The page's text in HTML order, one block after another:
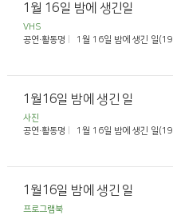
1월 16일 밤에 생긴일
VHS
공연·활동명
1월 16일 밤에 생긴 일
1월16일 밤에 생긴 일
사진
공연·활동명
1월 16일 밤에 생긴 일
1월16일 밤에 생긴 일
프로그램북